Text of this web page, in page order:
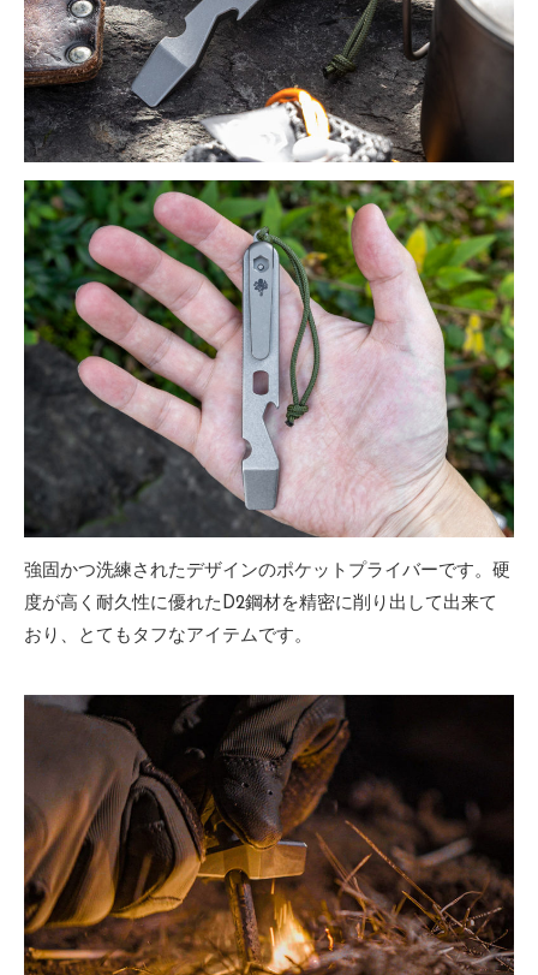
強固かつ洗練されたデザインのポケットプライバーです。硬
度が高く耐久性に優れたD2鋼材を精密に削り出して出来て
おり、とてもタフなアイテムです。